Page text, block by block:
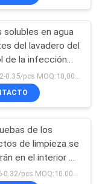
solubles en agua
del lavadero del
de la infección
rojo
m
de los
de limpieza se
en el interior de
US$0.16-0.32/pcs MOQ:10.000 PC